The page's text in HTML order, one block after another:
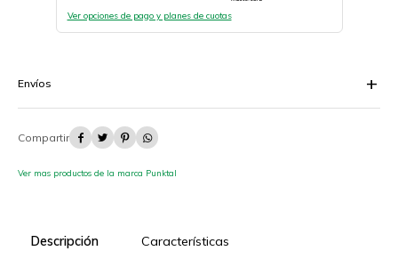
Ver opciones de pago y planes de cuotas
Envíos
   
Ver mas productos de la marca Punktal
Descripción Características